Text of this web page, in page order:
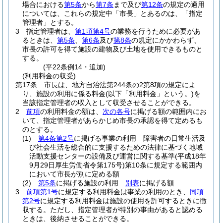
場合における第5条から第7条 まで及び第12条の規定の適用
については、これらの規定中「市長」とあるのは、「指定
管理者」とする。
3
指定管理者は、 第1項第4号の業務を行うために必要があ
るときは、 第5条 第6条及び第8条の規定にかかわらず、
市長の許可を得て施設の建物及び土地を使用できるものと
する。
(平22条例14・追加)
(利用料金の収受)
第17条
市長は、地方自治法第244条の2第8項の規定によ
り、施設の利用に係る料金(以下「利用料金」という。)を
当該指定管理者の収入として収受させることができる。
2
前項の利用料金の額は、 次の各号に掲げる額の範囲内にお
いて、指定管理者があらかじめ市長の承認を得て定めるも
のとする。
(1)
第4条第2号に掲げる事業の利用 障害者の日常生活及
び社会生活を総合的に支援するための法律に基づく地域
活動支援センターの設備及び運営に関する基準(平成18年
9月29日厚生労働省令第175号)第10条に規定する範囲内
において市長が別に定める額
(2)
第5条に掲げる施設の利用 別表に掲げる額
3
前項第1号に規定する利用料金は事業の利用のとき、 同項
第2号に規定する利用料金は施設の使用を許可するときに徴
収する。 ただし、指定管理者が特別の事由があると認める
ときは、後納させることができる。